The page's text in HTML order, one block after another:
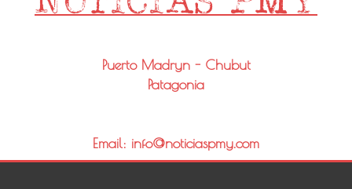
Puerto Madryn - Chubut
Patagonia
Email: info@noticiaspmy.com